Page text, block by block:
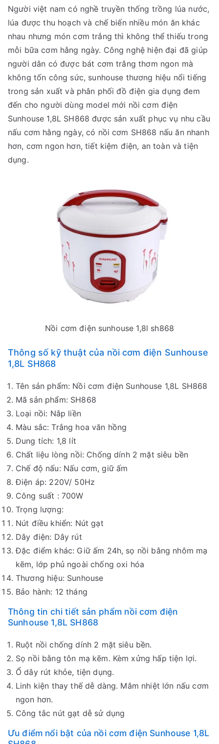
Người việt nam có nghề truyền thống trồng lúa nước,
lúa được thu hoạch và chế biến nhiều món ăn khác
nhau nhưng món cơm trắng thì không thể thiếu trong
mỗi bữa cơm hằng ngày. Công nghệ hiện đại đã giúp
người dân có được bát cơm trắng thơm ngon mà
không tốn công sức, sunhouse thương hiệu nổi tiếng
trong sản xuất và phân phối đồ điện gia dụng đem
đến cho người dùng model mới nồi cơm điện
Sunhouse 1,8L SH868 được sản xuất phục vụ nhu cầu
nấu cơm hằng ngày, có nồi cơm SH868 nấu ăn nhanh
hơn, cơm ngon hơn, tiết kiệm điện, an toàn và tiện
dụng.
Nồi cơm điện sunhouse 1,8l sh868
Thông số kỹ thuật của nồi cơm điện Sunhouse
1,8L SH868
Tên sản phẩm: Nồi cơm điện Sunhouse 1,8L SH868
Mã sản phẩm: SH868
Loại nồi: Nắp liền
Màu sắc: Trắng hoa văn hồng
Dung tích: 1,8 lít
Chất liệu lòng nồi: Chống dính 2 mặt siêu bền
Chế độ nấu: Nấu cơm, giữ ấm
Điện áp: 220V/ 50Hz
Công suất : 700W
Trọng lượng:
Nút điều khiển: Nút gạt
Dây điện: Dây rút
Đặc điểm khác: Giữ ấm 24h, sọ nồi bằng nhôm mạ
kẽm, lớp phủ ngoài chống oxi hóa
Thương hiệu: Sunhouse
Bảo hành: 12 tháng
Thông tin chi tiết sản phẩm nồi cơm điện
Sunhouse 1,8L SH868
Ruột nồi chống dính 2 mặt siêu bền.
Sọ nồi bằng tôn mạ kẽm. Kèm xửng hấp tiện lợi.
Ổ dây rút khỏe, tiện dụng.
Linh kiện thay thế dễ dàng. Mâm nhiệt lớn nấu cơm
ngon hơn.
Công tắc nút gạt dễ sử dụng
Ưu điểm nổi bật của nồi cơm điện Sunhouse 1,8L